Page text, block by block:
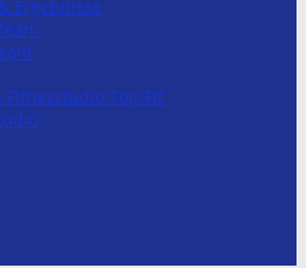
Ergebnisse
Top-Fit